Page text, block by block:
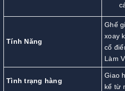
Tính Năng
Ghế
xoay
cổ
Làm
Tình trạng hàng
Giao
kể từ